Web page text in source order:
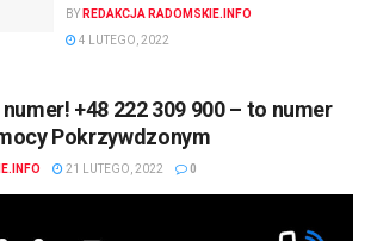
BY REDAKCJA RADOMSKIE.INFO
4 LUTEGO, 2022
+48 222 309 900 – to numer
Pokrzywdzonym
21 LUTEGO, 2022 0